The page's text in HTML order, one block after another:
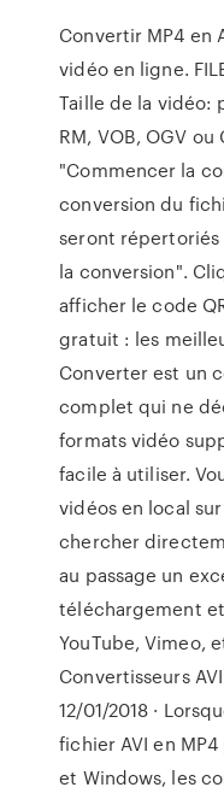
Convertir MP4 en
vidéo en ligne.
Taille de la vidéo:
RM, VOB, OGV ou
"Commencer la
conversion du
seront répertoriés
la conversion".
afficher le code
gratuit : les
Converter est un
complet qui ne
formats vidéo
facile à utiliser.
vidéos en local
chercher
au passage un
téléchargement
YouTube, Vimeo,
Convertisseurs
12/01/2018 ·
fichier AVI en
et Windows, les